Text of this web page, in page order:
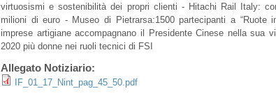
virtuosismi esostenibilità dei propri clienti - Hitachi Rail Italy:
milioni di euro - Museo di Pietrarsa:1500partecipanti a “Ruote
imprese artigiane accompagnano il Presidente Cinese nella sua
2020 più donne nei ruoli tecnici di FSI
Allegato Notiziario:
IF_01_17_Nint_pag_45_50.pdf